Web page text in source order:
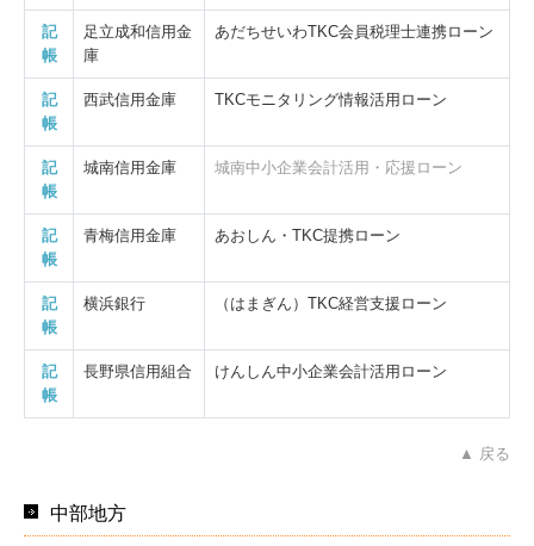
記
帳
足立成和信用金
庫
あだちせいわTKC会員税理士連携ローン
記
帳
西武信用金庫 TKCモニタリング情報活用ローン
記
帳
城南信用金庫 城南中小企業会計活用・応援ローン
記
帳
青梅信用金庫 あおしん・TKC提携ローン
記
帳
横浜銀行 （はまぎん）TKC経営支援ローン
記
帳
長野県信用組合 けんしん中小企業会計活用ローン
▲ 戻る
中部地方